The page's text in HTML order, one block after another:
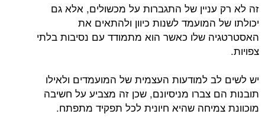
זה לא רק עניין של התגברות על מכשולים, אלא גם
יכולתו של המועמד לשנות כיוון ולהתאים את
האסטרטגיה שלו כאשר הוא מתמודד עם נסיבות בלתי
צפויות.
יש לשים לב למודעות העצמית של המועמדים ולאילו
תובנות הם צברו מניסיונם, שכן זה מצביע על חשיבה
מוכוונת צמיחה שהיא חיונית לכל תפקיד מתפתח.